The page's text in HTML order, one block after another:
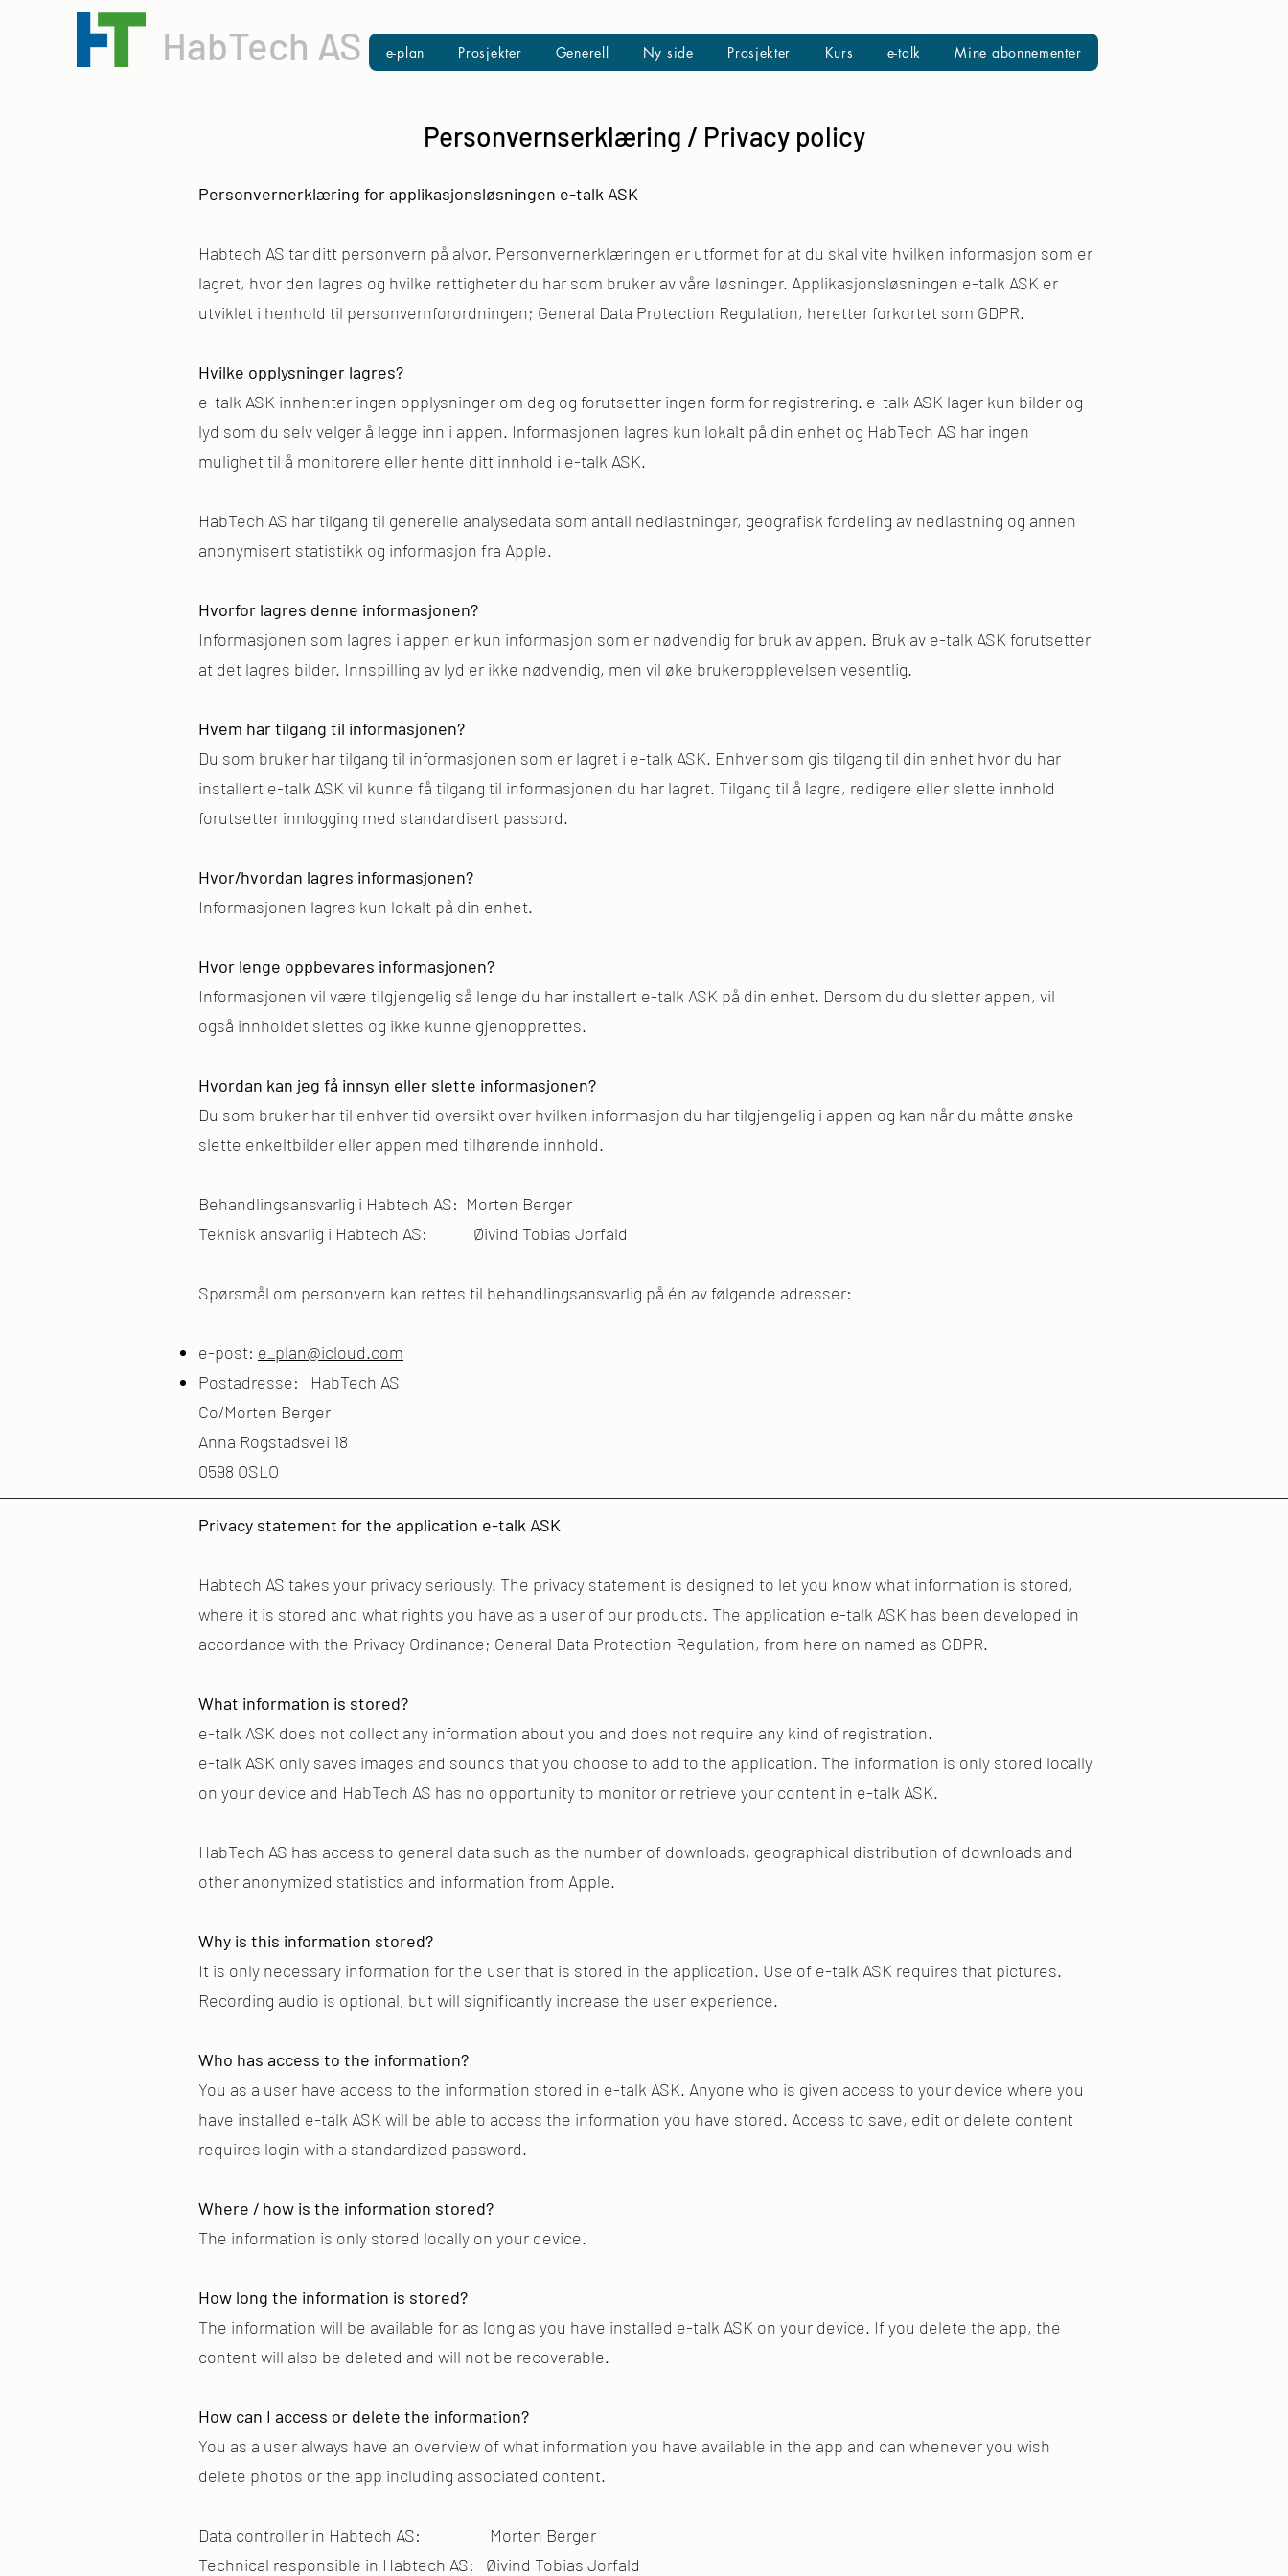
HabTech AS e-plan Prosjekter Generell Ny side Prosjekter Kurs e-talk Mine abonnementer
Personvernserklæring / Privacy policy
Personvernerklæring for applikasjonsløsningen e-talk ASK
Habtech AS tar ditt personvern på alvor. Personvernerklæringen er utformet for at du skal vite hvilken informasjon som er
lagret, hvor den lagres og hvilke rettigheter du har som bruker av våre løsninger. Applikasjonsløsningen e-talk ASK er
utviklet i henhold til personvernforordningen; General Data Protection Regulation, heretter forkortet som GDPR.
Hvilke opplysninger lagres?
e-talk ASK innhenter ingen opplysninger om deg og forutsetter ingen form for registrering. e-talk ASK lager kun bilder og
lyd som du selv velger å legge inn i appen. Informasjonen lagres kun lokalt på din enhet og HabTech AS har ingen
mulighet til å monitorere eller hente ditt innhold i e-talk ASK.
HabTech AS har tilgang til generelle analysedata som antall nedlastninger, geografisk fordeling av nedlastning og annen
anonymisert statistikk og informasjon fra Apple.
Hvorfor lagres denne informasjonen?
Informasjonen som lagres i appen er kun informasjon som er nødvendig for bruk av appen. Bruk av e-talk ASK forutsetter
at det lagres bilder. Innspilling av lyd er ikke nødvendig, men vil øke brukeropplevelsen vesentlig.
Hvem har tilgang til informasjonen?
Du som bruker har tilgang til informasjonen som er lagret i e-talk ASK. Enhver som gis tilgang til din enhet hvor du har
installert e-talk ASK vil kunne få tilgang til informasjonen du har lagret. Tilgang til å lagre, redigere eller slette innhold
forutsetter innlogging med standardisert passord.
Hvor/hvordan lagres informasjonen?
Informasjonen lagres kun lokalt på din enhet.
Hvor lenge oppbevares informasjonen?
Informasjonen vil være tilgjengelig så lenge du har installert e-talk ASK på din enhet. Dersom du du sletter appen, vil
også innholdet slettes og ikke kunne gjenopprettes.
Hvordan kan jeg få innsyn eller slette informasjonen?
Du som bruker har til enhver tid oversikt over hvilken informasjon du har tilgjengelig i appen og kan når du måtte ønske
slette enkeltbilder eller appen med tilhørende innhold.
Behandlingsansvarlig i Habtech AS: Morten Berger
Teknisk ansvarlig i Habtech AS: Øivind Tobias Jorfald
Spørsmål om personvern kan rettes til behandlingsansvarlig på én av følgende adresser:
e-post: e_plan@icloud.com
Postadresse: HabTech AS
Co/Morten Berger
Anna Rogstadsvei 18
0598 OSLO
Privacy statement for the application e-talk ASK
Habtech AS takes your privacy seriously. The privacy statement is designed to let you know what information is stored,
where it is stored and what rights you have as a user of our products. The application e-talk ASK has been developed in
accordance with the Privacy Ordinance; General Data Protection Regulation, from here on named as GDPR.
What information is stored?
e-talk ASK does not collect any information about you and does not require any kind of registration.
e-talk ASK only saves images and sounds that you choose to add to the application. The information is only stored locally
on your device and HabTech AS has no opportunity to monitor or retrieve your content in e-talk ASK.
HabTech AS has access to general data such as the number of downloads, geographical distribution of downloads and
other anonymized statistics and information from Apple.
Why is this information stored?
It is only necessary information for the user that is stored in the application. Use of e-talk ASK requires that pictures.
Recording audio is optional, but will significantly increase the user experience.
Who has access to the information?
You as a user have access to the information stored in e-talk ASK. Anyone who is given access to your device where you
have installed e-talk ASK will be able to access the information you have stored. Access to save, edit or delete content
requires login with a standardized password.
Where / how is the information stored?
The information is only stored locally on your device.
How long the information is stored?
The information will be available for as long as you have installed e-talk ASK on your device. If you delete the app, the
content will also be deleted and will not be recoverable.
How can I access or delete the information?
You as a user always have an overview of what information you have available in the app and can whenever you wish
delete photos or the app including associated content.
Data controller in Habtech AS: Morten Berger
Technical responsible in Habtech AS: Øivind Tobias Jorfald